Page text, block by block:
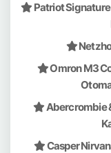
Patriot
Omron M3
Abercrombie
Casper